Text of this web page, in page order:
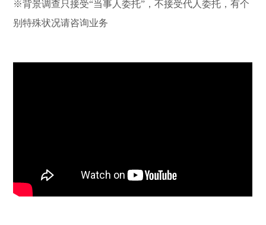
※背景调查只接受“当事人委托”，不接受代人委托，有个
别特殊状况请咨询业务